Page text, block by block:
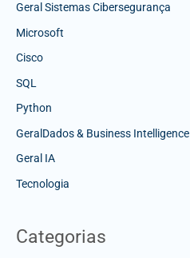
Geral Sistemas Cibersegurança
Microsoft
Cisco
SQL
Python
GeralDados & Business Intelligence
Geral IA
Tecnologia
Categorias